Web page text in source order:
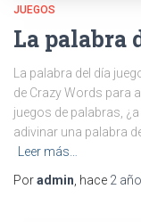
JUEGOS
La palabra
La palabra del día
de Crazy Words para
juegos de palabras,
adivinar una palabra
Leer más…
Poradmin , hace 2